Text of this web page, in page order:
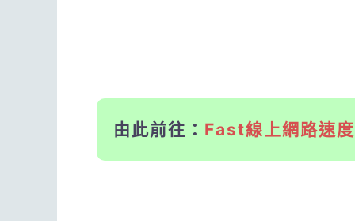
由此前往： Fast線上網路速